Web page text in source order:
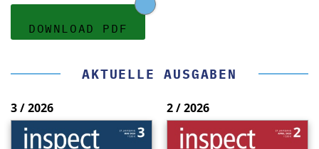
DOWNLOAD PDF
AKTUELLE AUSGABEN
3 / 2026 2 / 2026